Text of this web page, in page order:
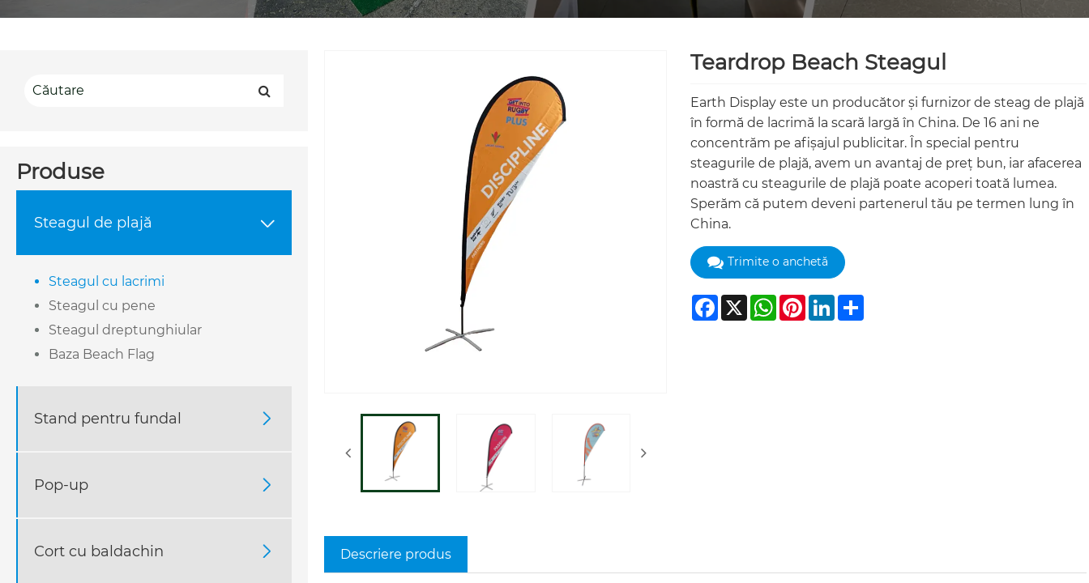
Produse
Steagul de plajă 
Steagul cu lacrimi
Steagul cu pene
Steagul dreptunghiular
Baza Beach Flag
Stand pentru fundal 
Pop-up 
Cort cu baldachin 
Teardrop Beach Steagul
Earth Display este un producător și furnizor de steag de plajă
în formă de lacrimă la scară largă în China. De 16 ani ne
concentrăm pe afișajul publicitar. În special pentru
steagurile de plajă, avem un avantaj de preț bun, iar afacerea
noastră cu steagurile de plajă poate acoperi toată lumea.
Sperăm că putem deveni partenerul tău pe termen lung în
China.
Trimite o anchetă
Facebook
X WhatsApp
Pinterest
LinkedIn
Share
Descriere produs